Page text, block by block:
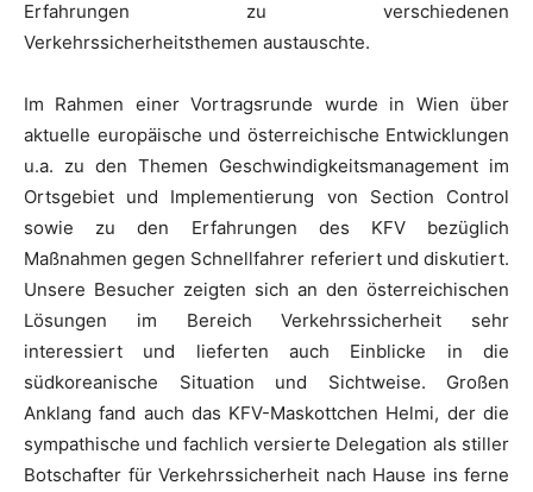
Erfahrungen zu verschiedenen
Verkehrssicherheitsthemen austauschte.
Im Rahmen einer Vortragsrunde wurde in Wien über
aktuelle europäische und österreichische Entwicklungen
u.a. zu den Themen Geschwindigkeitsmanagement im
Ortsgebiet und Implementierung von Section Control
sowie zu den Erfahrungen des KFV bezüglich
Maßnahmen gegen Schnellfahrer referiert und diskutiert.
Unsere Besucher zeigten sich an den österreichischen
Lösungen im Bereich Verkehrssicherheit sehr
interessiert und lieferten auch Einblicke in die
südkoreanische Situation und Sichtweise. Großen
Anklang fand auch das KFV-Maskottchen Helmi, der die
sympathische und fachlich versierte Delegation als stiller
Botschafter für Verkehrssicherheit nach Hause ins ferne